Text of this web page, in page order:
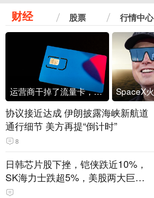
财经 股票 行情中心
运营商干掉了流量卡，他们真的玩不起了
协议接近达成 伊朗披露海峡新航道
通行细节 美方再提“倒计时”
8
日韩芯片股下挫，铠侠跌近10%，
SK海力士跌超5%，美股两大巨头
遭遇业绩杀